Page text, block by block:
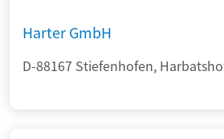
Harter GmbH
D-88167 Stiefenhofen,